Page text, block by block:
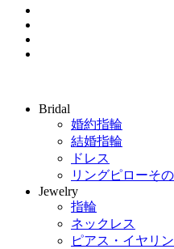
Bridal
婚約指輪
結婚指輪
ドレス
リングピローそ
Jewelry
指輪
ネックレス
ピアス・イヤリ